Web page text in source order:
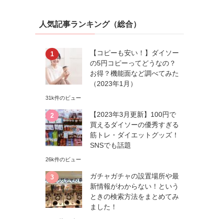
人気記事ランキング（総合）
【コピーも安い！】ダイソー
の5円コピーってどうなの？
お得？機能面など調べてみた
（2023年1月）
31k件のビュー
【2023年3月更新】100円で
買えるダイソーの優秀すぎる
筋トレ・ダイエットグッズ！
SNSでも話題
26k件のビュー
ガチャガチャの設置場所や最
新情報がわからない！という
ときの検索方法をまとめてみ
ました！